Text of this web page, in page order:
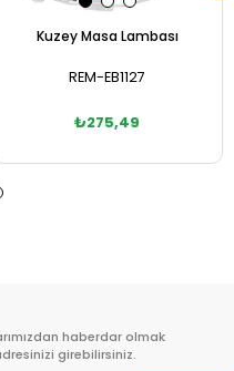
Kuzey Masa Lambası
REM-EB1127
₺275,49
haberdar olmak
girebilirsiniz.